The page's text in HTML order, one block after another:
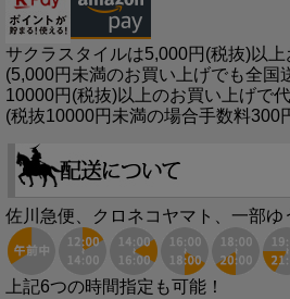
サクラスタイルは5,000円(税抜)以上
(5,000円未満のお買い上げでも全国
10000円(税抜)以上のお買い上げで
(税抜10000円未満の場合手数料300
佐川急便、クロネコヤマト、一部
上記6つの時間指定も可能！